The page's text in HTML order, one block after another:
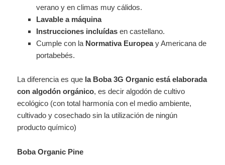
verano y en climas muy cálidos.
Lavable a máquina
Instrucciones incluídasen castellano.
Cumple con la Normativa Europeay Americana de
portabebés.
La diferencia es que la Boba 3G Organic está elaborada
con algodón orgánico, es decir algodón de cultivo
ecológico (con total harmonía con el medio ambiente,
cultivado y cosechado sin la utilización de ningún
producto químico)
Boba Organic Pine